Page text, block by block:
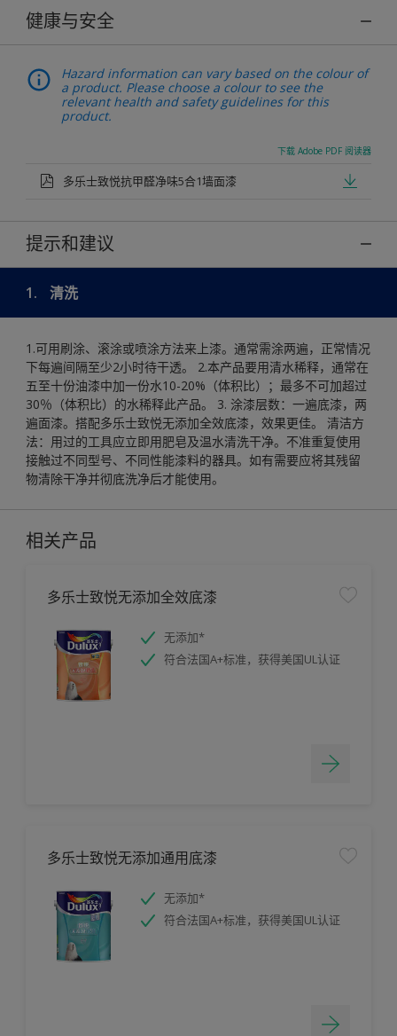
健康与安全
Hazard information can vary based on the colour of
a product. Please choose a colour to see the
relevant health and safety guidelines for this
product.
下载 Adobe PDF 阅读器
多乐士致悦抗甲醛净味5合1墙面漆
提示和建议
1. 清洗
1.可用刷涂、滚涂或喷涂方法来上漆。通常需涂两遍，正常情况
下每遍间隔至少2小时待干透。 2.本产品要用清水稀释，通常在
五至十份油漆中加一份水10-20%（体积比）；最多不可加超过
30％（体积比）的水稀释此产品。 3. 涂漆层数：一遍底漆，两
遍面漆。搭配多乐士致悦无添加全效底漆，效果更佳。 清洁方
法：用过的工具应立即用肥皂及温水清洗干净。不准重复使用
接触过不同型号、不同性能漆料的器具。如有需要应将其残留
物清除干净并彻底洗净后才能使用。
相关产品
多乐士致悦无添加全效底漆
无添加*
符合法国A+标准，获得美国UL认证
多乐士致悦无添加通用底漆
无添加*
符合法国A+标准，获得美国UL认证